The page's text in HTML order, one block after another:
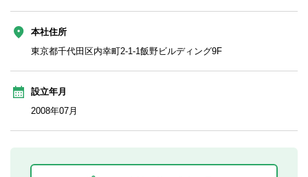
本社住所
東京都千代田区内幸町2-1-1飯野ビルディング9F
設立年月
2008年07月